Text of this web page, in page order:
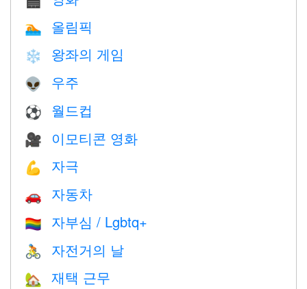
🏊 올림픽
❄️ 왕좌의 게임
👽 우주
⚽ 월드컵
🎥 이모티콘 영화
💪 자극
🚗 자동차
🏳️‍🌈 자부심 / Lgbtq+
🚴 자전거의 날
🏡 재택 근무